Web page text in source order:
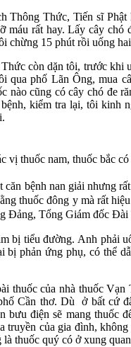
Thông Thức, Tiến sĩ
máu rất hay. Lấy cây
chừng 15 phút rồi uống
còn dặn tôi, trước khi
qua phố Lãn Ông, mua
nào cũng có cây chó đe
kiểm tra lại, tôi kinh
vị thuốc nam, thuốc bắc
căn bệnh nan giải nhưng
thuốc đông y mà rất
Đảng, Tổng Giám đốc Đài
bị tiểu đường. Anh phải
bị phản ứng phụ, có thể
thuốc của nhà thuốc
Cần thơ. Dù ở bất cứ
bưu điện sẽ mang thuốc
truyền của gia đình,
thuốc quý có ở xung